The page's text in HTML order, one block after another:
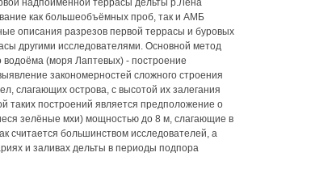
надпойменной террасы дельты р.Лена
как большеобъёмных проб, так и АМБ
описания разрезов первой террасы и буровых
другими исследователями. Основной метод
(моря Лаптевых) - построение
закономерностей сложного строения
слагающих острова, с высотой их залегания
таких построений является предположение о
зелёные мхи) мощностью до 8 м, слагающие в
считается большинством исследователей, а
и заливах дельты в периоды подпора